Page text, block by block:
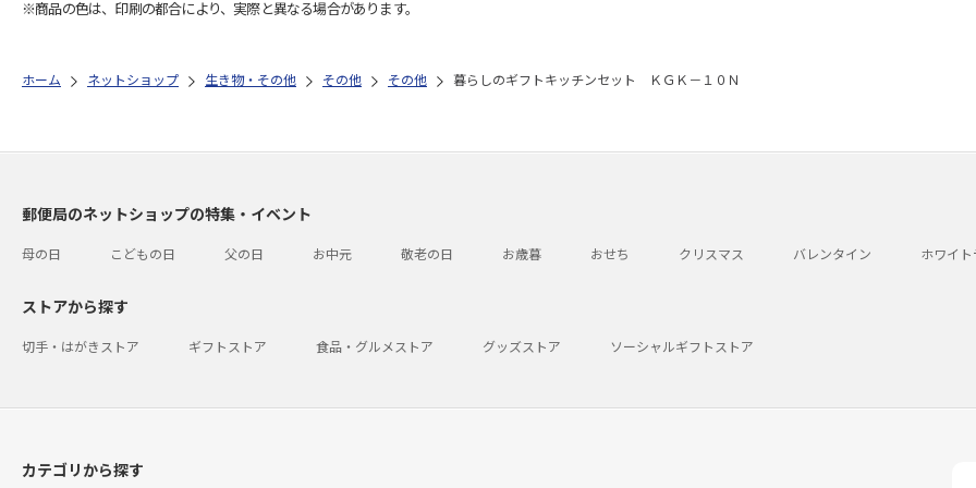
※商品の色は、印刷の都合により、実際と異なる場合があります。
ホーム ネットショップ 生き物・その他 その他 その他 暮らしのギフトキッチンセット ＫＧＫ－１０Ｎ
郵便局のネットショップの特集・イベント
母の日 こどもの日 父の日 お中元 敬老の日 お歳暮 おせち クリスマス バレンタイン ホワイ
ストアから探す
切手・はがきストア ギフトストア 食品・グルメストア グッズストア ソーシャルギフトストア
カテゴリから探す